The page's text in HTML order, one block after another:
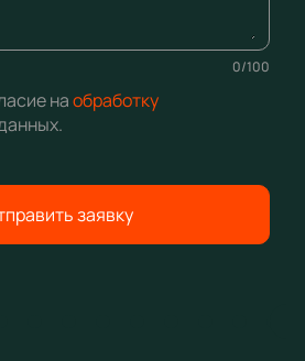
0/100
наобработку
.
заявку